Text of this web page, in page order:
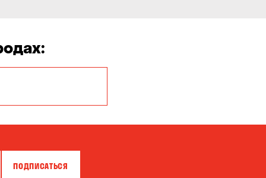
Бровары
Гатное
ПОДПИСАТЬСЯ